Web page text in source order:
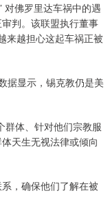
佛罗里达车祸中的遇
判。该联盟执行董事
来越担心这起车祸正被
显示，锡克教仍是美
体、针对他们宗教服
天生无视法律或倾向
，确保他们了解在被